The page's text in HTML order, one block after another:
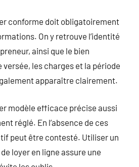
conforme doit obligatoirement
On y retrouve l’identité
ainsi que le bien
les charges et la période
apparaître clairement.
modèle efficace précise aussi
réglé. En l’absence de ces
peut être contesté. Utiliser un
loyer en ligne assure une